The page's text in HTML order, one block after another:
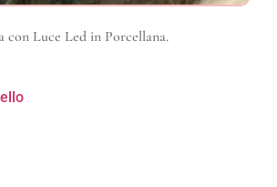
con Luce Led in Porcellana.